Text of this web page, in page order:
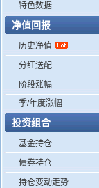
特色数据
净值回报
历史净值
分红送配
阶段涨幅
季/年度涨幅
投资组合
基金持仓
债券持仓
持仓变动走势